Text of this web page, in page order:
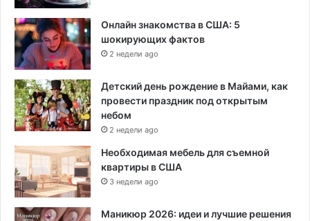
Онлайн знакомства в США: 5
шокирующих фактов
2 недели ago
Детский день рождение в Майами, как
провести праздник под открытым
небом
2 недели ago
Необходимая мебель для съемной
квартиры в США
3 недели ago
Маникюр 2026: идеи и лучшие решения